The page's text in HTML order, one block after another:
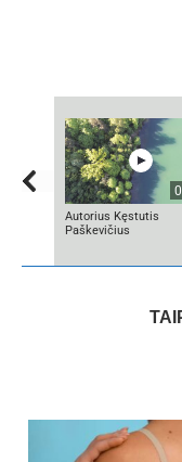
Autorius Kęstutis
Paškevičius